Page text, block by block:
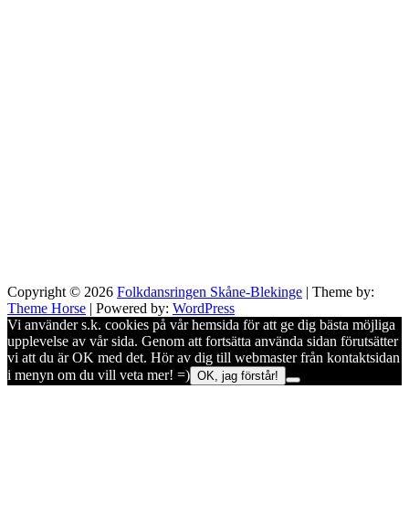
Copyright © 2026 Folkdansringen Skåne-Blekinge | Theme by:
Theme Horse | Powered by: WordPress
Vi använder s.k. cookies på vår hemsida för att ge dig bästa möjliga
upplevelse av vår sida. Genom att fortsätta använda sidan förutsätter
vi att du är OK med det. Hör av dig till webmaster från kontaktsidan
i menyn om du vill veta mer! =) OK, jag förstår!